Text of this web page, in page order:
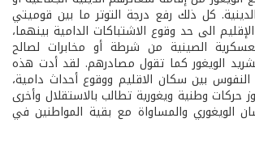
الدينية. كل ذلك رفع درجة التوتر ما بين قوميتي
الى حد وقوع الاشتباكات الدامية بينهما،
الصينية من شرطة أو مخابرات لصالح
الويغور كما تقول مصادرهم. لقد أدت هذه
بين سكان الاقليم ووقوع أحداث دامية،
حركات وطنية ويغورية تطالب بالاستقلال وأخرى
الويغوري والمساواة مع بقية المواطنين في